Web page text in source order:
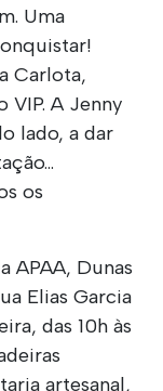
Uma
Carlota,
A Jenny
lado, a dar
os
APAA, Dunas
Elias Garcia
das 10h às
artesanal,